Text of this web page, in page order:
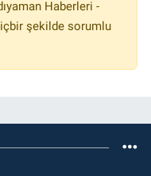
Haberleri -
şekilde sorumlu